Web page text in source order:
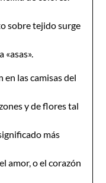
sobre tejido surge
las camisas del
y de flores tal
más
amor, o el corazón